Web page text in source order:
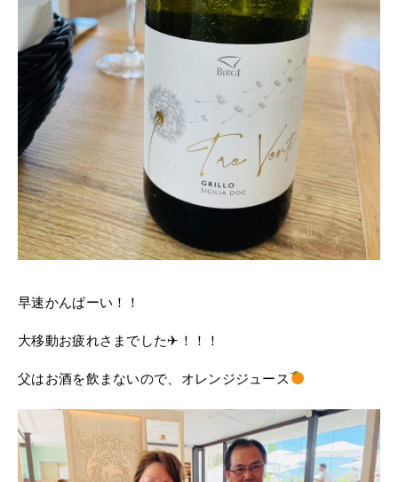
早速かんぱーい！！
大移動お疲れさまでした✈！！！
父はお酒を飲まないので、オレンジジュース